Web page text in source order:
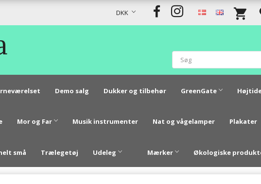
DKK
Demo salg Dukker og tilbehør GreenGate
Mor og Far Musik instrumenter Nat og vågelamper Plakater
små Trælegetøj Udeleg Mærker Økologiske